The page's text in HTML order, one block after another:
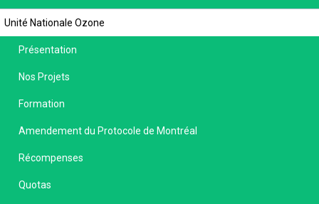
Unité Nationale Ozone
Présentation
Nos Projets
Formation
Amendement du Protocole de Montréal
Récompenses
Quotas